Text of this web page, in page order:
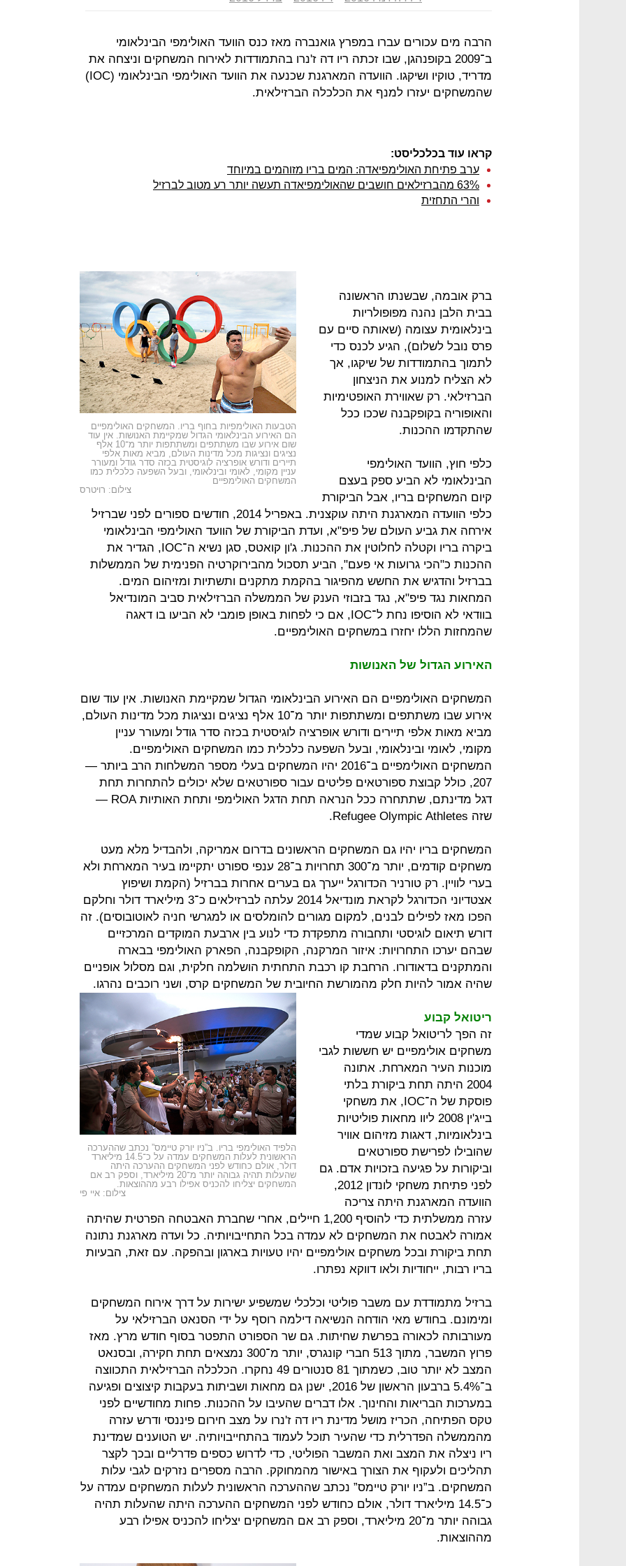
הרבה מים עכורים עברו במפרץ גואנברה מאז כנס הוועד האולימפי הבינלאומי
ב־2009 בקופנהגן, שבו זכתה ריו דה ז'נרו בהתמודדות לאירוח המשחקים וניצחה את
מדריד, טוקיו ושיקגו. הוועדה המארגנת שכנעה את הוועד האולימפי הבינלאומי (IOC)
שהמשחקים יעזרו למנף את הכלכלה הברזילאית.
קראו עוד בכלכליסט:
ערב פתיחת האולימפיאדה: המים בריו מזוהמים במיוחד
63% מהברזילאים חושבים שהאולימפיאדה תעשה יותר רע מטוב לברזיל
והרי התחזית
הטבעות האולימפיות בחוף בריו. המשחקים האולימפיים
הם האירוע הבינלאומי הגדול שמקיימת האנושות. אין עוד
שום אירוע שבו משתתפים ומשתתפות יותר מ־10 אלף
נציגים ונציגות מכל מדינות העולם, מביא מאות אלפי
תיירים ודורש אופרציה לוגיסטית בכזה סדר גודל ומעורר
עניין מקומי, לאומי ובינלאומי, ובעל השפעה כלכלית כמו
המשחקים האולימפיים
צילום: רויטרס
ברק אובמה, שבשנתו הראשונה
בבית הלבן נהנה מפופולריות
בינלאומית עצומה (שאותה סיים עם
פרס נובל לשלום), הגיע לכנס כדי
לתמוך בהתמודדות של שיקגו, אך
לא הצליח למנוע את הניצחון
הברזילאי. רק שאווירת האופטימיות
והאופוריה בקופקבנה שככו ככל
שהתקדמו ההכנות.
כלפי חוץ, הוועד האולימפי
הבינלאומי לא הביע ספק בעצם
קיום המשחקים בריו, אבל הביקורת
כלפי הוועדה המארגנת היתה עוקצנית. באפריל 2014, חודשים ספורים לפני שברזיל
אירחה את גביע העולם של פיפ"א, ועדת הביקורת של הוועד האולימפי הבינלאומי
ביקרה בריו וקטלה לחלוטין את ההכנות. ג'ון קואטס, סגן נשיא ה־IOC, הגדיר את
ההכנות כ"הכי גרועות אי פעם", הביע תסכול מהבירוקרטיה הפנימית של הממשלות
בברזיל והדגיש את החשש מהפיגור בהקמת מתקנים ותשתיות ומזיהום המים.
המחאות נגד פיפ"א, נגד בזבוזי הענק של הממשלה הברזילאית סביב המונדיאל
בוודאי לא הוסיפו נחת ל־IOC, אם כי לפחות באופן פומבי לא הביעו בו דאגה
שהמחזות הללו יחזרו במשחקים האולימפיים.
האירוע הגדול של האנושות
המשחקים האולימפיים הם האירוע הבינלאומי הגדול שמקיימת האנושות. אין עוד שום
אירוע שבו משתתפים ומשתתפות יותר מ־10 אלף נציגים ונציגות מכל מדינות העולם,
מביא מאות אלפי תיירים ודורש אופרציה לוגיסטית בכזה סדר גודל ומעורר עניין
מקומי, לאומי ובינלאומי, ובעל השפעה כלכלית כמו המשחקים האולימפיים.
המשחקים האולימפיים ב־2016 יהיו המשחקים בעלי מספר המשלחות הרב ביותר —
207, כולל קבוצת ספורטאים פליטים עבור ספורטאים שלא יכולים להתחרות תחת
דגל מדינתם, שתתחרה ככל הנראה תחת הדגל האולימפי ותחת האותיות ROA —
שזה Refugee Olympic Athletes.
המשחקים בריו יהיו גם המשחקים הראשונים בדרום אמריקה, ולהבדיל מלא מעט
משחקים קודמים, יותר מ־300 תחרויות ב־28 ענפי ספורט יתקיימו בעיר המארחת ולא
בערי לוויין. רק טורניר הכדורגל ייערך גם בערים אחרות בברזיל (הקמת ושיפוץ
אצטדיוני הכדורגל לקראת מונדיאל 2014 עלתה לברזילאים כ־3 מיליארד דולר וחלקם
הפכו מאז לפילים לבנים, למקום מגורים להומלסים או למגרשי חניה לאוטובוסים). זה
דורש תיאום לוגיסטי ותחבורה מתפקדת כדי לנוע בין ארבעת המוקדים המרכזיים
שבהם יערכו התחרויות: איזור המרקנה, הקופקבנה, הפארק האולימפי בבארה
והמתקנים בדאודורו. הרחבת קו רכבת התחתית הושלמה חלקית, וגם מסלול אופניים
שהיה אמור להיות חלק מהמורשת החיובית של המשחקים קרס, ושני רוכבים נהרגו.
הלפיד האולימפי בריו. ב”ניו יורק טיימס” נכתב שההערכה
הראשונית לעלות המשחקים עמדה על כ־14.5 מיליארד
דולר, אולם כחודש לפני המשחקים ההערכה היתה
שהעלות תהיה גבוהה יותר מ־20 מיליארד, וספק רב אם
המשחקים יצליחו להכניס אפילו רבע מההוצאות.
צילום: איי פי
ריטואל קבוע
זה הפך לריטואל קבוע שמדי
משחקים אולימפיים יש חששות לגבי
מוכנות העיר המארחת. אתונה
2004 היתה תחת ביקורת בלתי
פוסקת של ה־IOC, את משחקי
בייג'ין 2008 ליוו מחאות פוליטיות
בינלאומיות, דאגות מזיהום אוויר
שהובילו לפרישת ספורטאים
וביקורות על פגיעה בזכויות אדם. גם
לפני פתיחת משחקי לונדון 2012,
הוועדה המארגנת היתה צריכה
עזרה ממשלתית כדי להוסיף 1,200 חיילים, אחרי שחברת האבטחה הפרטית שהיתה
אמורה לאבטח את המשחקים לא עמדה בכל התחייבויותיה. כל ועדה מארגנת נתונה
תחת ביקורת ובכל משחקים אולימפיים יהיו טעויות בארגון ובהפקה. עם זאת, הבעיות
בריו רבות, ייחודיות ולאו דווקא נפתרו.
ברזיל מתמודדת עם משבר פוליטי וכלכלי שמשפיע ישירות על דרך אירוח המשחקים
ומימונם. בחודש מאי הודחה הנשיאה דילמה רוסף על ידי הסנאט הברזילאי על
מעורבותה לכאורה בפרשת שחיתות. גם שר הספורט התפטר בסוף חודש מרץ. מאז
פרוץ המשבר, מתוך 513 חברי קונגרס, יותר מ־300 נמצאים תחת חקירה, ובסנאט
המצב לא יותר טוב, כשמתוך 81 סנטורים 49 נחקרו. הכלכלה הברזילאית התכווצה
ב־5.4% ברבעון הראשון של 2016, ישנן גם מחאות ושביתות בעקבות קיצוצים ופגיעה
במערכות הבריאות והחינוך. אלו דברים שהעיבו על ההכנות. פחות מחודשיים לפני
טקס הפתיחה, הכריז מושל מדינת ריו דה ז'נרו על מצב חירום פיננסי ודרש עזרה
מהממשלה הפדרלית כדי שהעיר תוכל לעמוד בהתחייבויותיה. יש הטוענים שמדינת
ריו ניצלה את המצב ואת המשבר הפוליטי, כדי לדרוש כספים פדרליים ובכך לקצר
תהליכים ולעקוף את הצורך באישור מהמחוקק. הרבה מספרים נזרקים לגבי עלות
המשחקים. ב”ניו יורק טיימס” נכתב שההערכה הראשונית לעלות המשחקים עמדה על
כ־14.5 מיליארד דולר, אולם כחודש לפני המשחקים ההערכה היתה שהעלות תהיה
גבוהה יותר מ־20 מיליארד, וספק רב אם המשחקים יצליחו להכניס אפילו רבע
מההוצאות.